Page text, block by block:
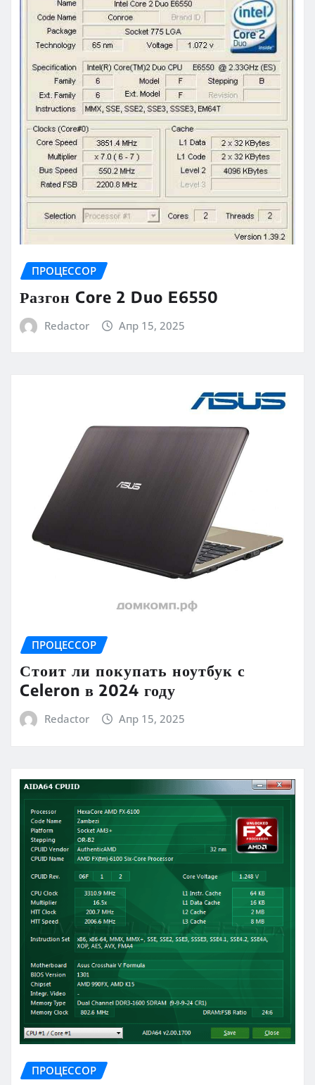
ПРОЦЕССОР
Разгон Core 2 Duo E6550
Redactor Апр 15, 2025
ПРОЦЕССОР
Стоит ли покупать ноутбук с
Celeron в 2024 году
Redactor Апр 15, 2025
ПРОЦЕССОР